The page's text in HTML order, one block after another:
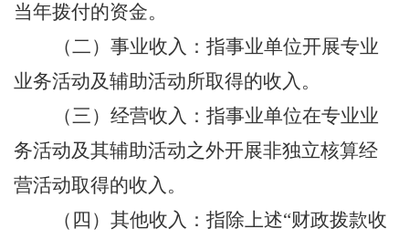
当年拨付的资金。
（二）事业收入：指事业单位开展专业
业务活动及辅助活动所取得的收入。
（三）经营收入：指事业单位在专业业
务活动及其辅助活动之外开展非独立核算经
营活动取得的收入。
（四）其他收入：指除上述“财政拨款收